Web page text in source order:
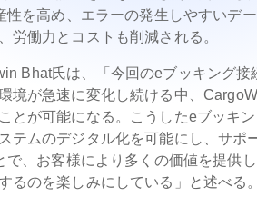
を高め、エラーの発生しやすいデ
労働力とコストも削減される。
Bhat氏は、「今回のeブッキング接
境が急速に変化し続ける中、
とが可能になる。こうしたeブッキ
ムのデジタル化を可能にし、サポ
、お客様により多くの価値を提供
るのを楽しみにしている」と述べる。